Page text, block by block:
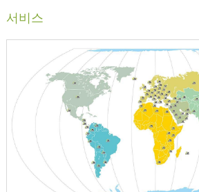
서비스